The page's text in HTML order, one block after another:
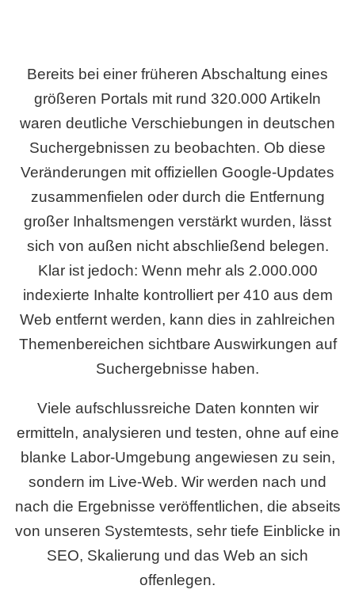
Bereits bei einer früheren Abschaltung eines
größeren Portals mit rund 320.000 Artikeln
waren deutliche Verschiebungen in deutschen
Suchergebnissen zu beobachten. Ob diese
Veränderungen mit offiziellen Google-Updates
zusammenfielen oder durch die Entfernung
großer Inhaltsmengen verstärkt wurden, lässt
sich von außen nicht abschließend belegen.
Klar ist jedoch: Wenn mehr als 2.000.000
indexierte Inhalte kontrolliert per 410 aus dem
Web entfernt werden, kann dies in zahlreichen
Themenbereichen sichtbare Auswirkungen auf
Suchergebnisse haben.
Viele aufschlussreiche Daten konnten wir
ermitteln, analysieren und testen, ohne auf eine
blanke Labor-Umgebung angewiesen zu sein,
sondern im Live-Web. Wir werden nach und
nach die Ergebnisse veröffentlichen, die abseits
von unseren Systemtests, sehr tiefe Einblicke in
SEO, Skalierung und das Web an sich
offenlegen.